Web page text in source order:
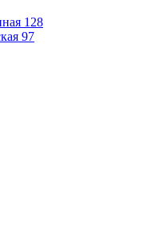
128
97